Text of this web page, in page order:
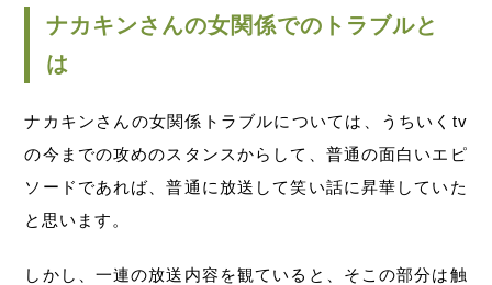
ナカキンさんの女関係でのトラブルと
は
ナカキンさんの女関係トラブルについては、うちいくtv
の今までの攻めのスタンスからして、普通の面白いエピ
ソードであれば、普通に放送して笑い話に昇華していた
と思います。
しかし、一連の放送内容を観ていると、そこの部分は触